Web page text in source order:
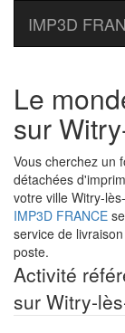
IMP3D
Le
sur
Vous cherchez un
détachées
votre ville Witry-
IMP3D FRANCE
service de
poste.
Activité
sur Witry-